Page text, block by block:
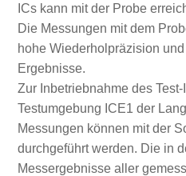
ICs kann mit der Probe
Die Messungen mit dem
hohe Wiederholpräzision
Ergebnisse.
Zur Inbetriebnahme des
Testumgebung ICE1 der
Messungen können mit der
durchgeführt werden. Die in
Messergebnisse aller